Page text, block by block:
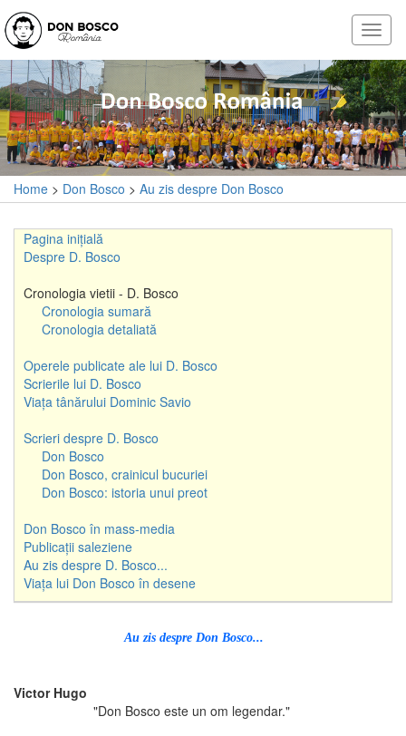
Home > Don Bosco > Au zis despre Don Bosco
Pagina inițială
Despre D. Bosco
Cronologia vietii - D. Bosco
Cronologia sumară
Cronologia detaliată
Operele publicate ale lui D. Bosco
Scrierile lui D. Bosco
Viața tânărului Dominic Savio
Scrieri despre D. Bosco
Don Bosco
Don Bosco, crainicul bucuriei
Don Bosco: istoria unui preot
Don Bosco în mass-media
Publicații saleziene
Au zis despre D. Bosco...
Viața lui Don Bosco în desene
Au zis despre Don Bosco...
Victor Hugo
"Don Bosco este un om legendar."